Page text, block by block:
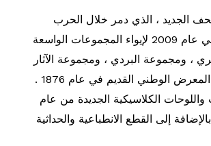
الجديد ، الذي دمر خلال الحرب
العالمية الثانية ، في عام 2009 لإيواء المجموعات الواسعة
، ومجموعة البردي ، ومجموعة الآثار
الكلاسيكية. افتتح المعرض الوطني القديم في عام 1876 .
الكلاسيكية الجديدة من عام
إلى 1848 ، بالإضافة إلى القطع الانطباعية والحداثية